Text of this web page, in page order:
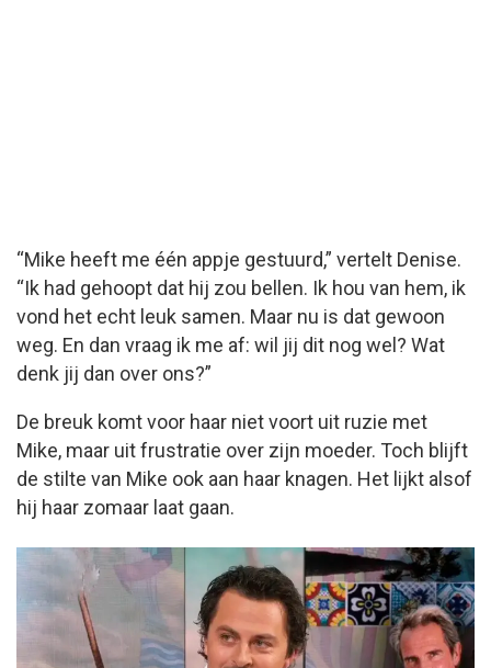
“Mike heeft me één appje gestuurd,” vertelt Denise.
“Ik had gehoopt dat hij zou bellen. Ik hou van hem, ik
vond het echt leuk samen. Maar nu is dat gewoon
weg. En dan vraag ik me af: wil jij dit nog wel? Wat
denk jij dan over ons?”
De breuk komt voor haar niet voort uit ruzie met
Mike, maar uit frustratie over zijn moeder. Toch blijft
de stilte van Mike ook aan haar knagen. Het lijkt alsof
hij haar zomaar laat gaan.